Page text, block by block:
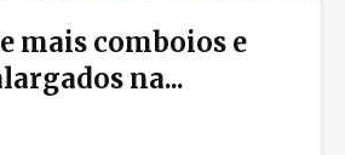
mais comboios e
na...